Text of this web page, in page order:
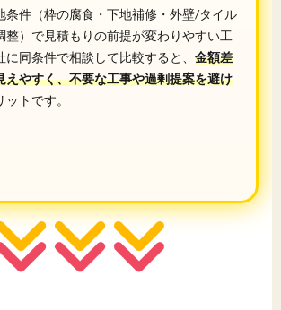
条件（枠の腐食・下地補修・外壁/タイル
整）で見積もりの前提が変わりやすい工
同条件で相談して比較すると、 金額差
えやすく、不要な工事や過剰提案を避け
トです。